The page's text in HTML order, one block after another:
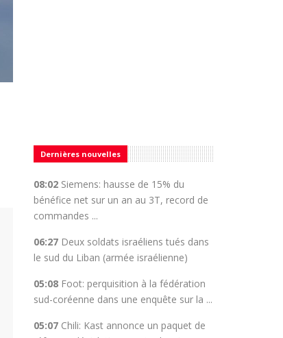
Dernières nouvelles
08:02 Siemens: hausse de 15% du
bénéfice net sur un an au 3T, record de
commandes ...
06:27 Deux soldats israéliens tués dans
le sud du Liban (armée israélienne)
05:08 Foot: perquisition à la fédération
sud-coréenne dans une enquête sur la ...
05:07 Chili: Kast annonce un paquet de